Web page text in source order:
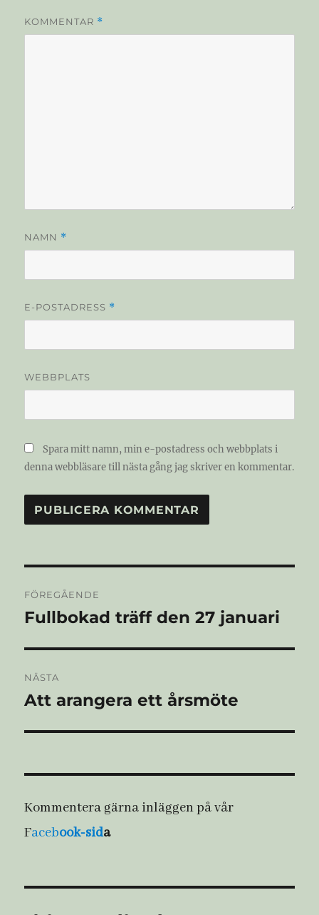
KOMMENTAR *
NAMN *
E-POSTADRESS *
WEBBPLATS
Spara mitt namn, min e-postadress och webbplats i
denna webbläsare till nästa gång jag skriver en kommentar.
FÖREGÅENDE
Föregående
Fullbokad träff den 27 januari
NÄSTA
Nästa
Att arangera ett årsmöte
Kommentera gärna inläggen på vår
Facebook-sida